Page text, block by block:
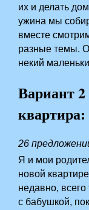
их и делать
ужина мы
вместе
разные темы.
некий
Вариант
26
Я и мои
новой
недавно,
с бабушкой,